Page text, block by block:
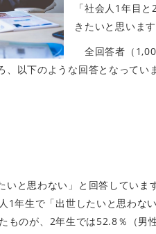
「社会人1年目
きたいと思います
全回答者（
以下のような回答となってい
と思わない」と回答していま
1年生で「出世したいと思わな
ものが、2年生では52.8％（男